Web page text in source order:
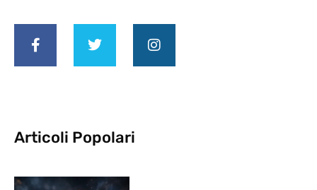
Articoli Popolari